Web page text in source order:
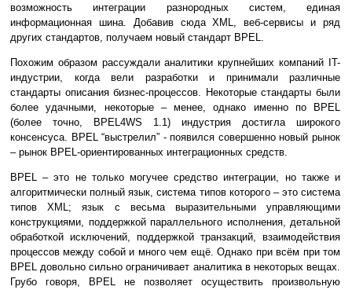
возможность интеграции разнородных систем, единая
информационная шина. Добавив сюда XML, веб-сервисы и ряд
других стандартов, получаем новый стандарт BPEL.
Похожим образом рассуждали аналитики крупнейших компаний IT-
индустрии, когда вели разработки и принимали различные
стандарты описания бизнес-процессов. Некоторые стандарты были
более удачными, некоторые – менее, однако именно по BPEL
(более точно, BPEL4WS 1.1) индустрия достигла широкого
консенсуса. BPEL “выстрелил” - появился совершенно новый рынок
– рынок BPEL-ориентированных интеграционных средств.
BPEL – это не только могучее средство интеграции, но также и
алгоритмически полный язык, система типов которого – это система
типов XML; язык с весьма выразительными управляющими
конструкциями, поддержкой параллельного исполнения, детальной
обработкой исключений, поддержкой транзакций, взаимодействия
процессов между собой и много чем ещё. Однако при всём при том
BPEL довольно сильно ограничивает аналитика в некоторых вещах.
Грубо говоря, BPEL не позволяет осуществить произвольную